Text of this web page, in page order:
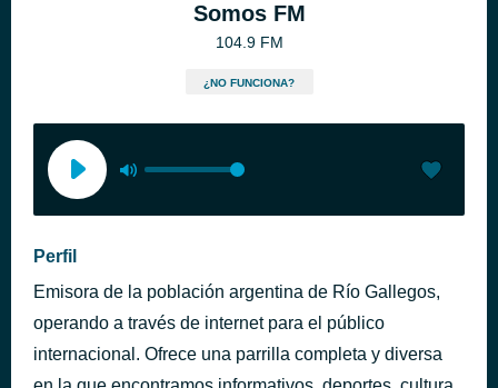
Somos FM
104.9 FM
¿NO FUNCIONA?
Perfil
Emisora de la población argentina de Río Gallegos,
operando a través de internet para el público
internacional. Ofrece una parrilla completa y diversa